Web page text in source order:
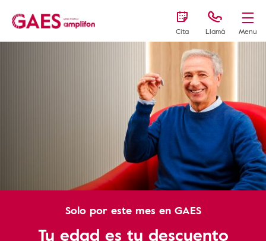
Cita Llamá Menu
Solo por este mes en GAES
Tu edad es tu descuento